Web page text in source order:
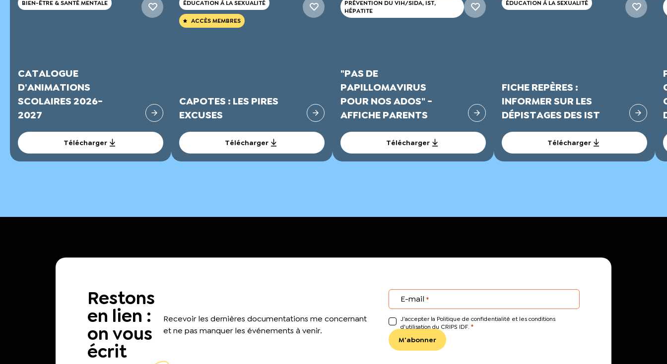
BIEN-ÊTRE & SANTÉ MENTALE
CATALOGUE
D'ANIMATIONS
SCOLAIRES 2026-
2027
Télécharger
ÉDUCATION À LA SEXUALITÉ
ACCÈS MEMBRES
CAPOTES : LES PIRES
EXCUSES
Télécharger
PRÉVENTION DU VIH/SIDA, IST,
HÉPATITE
"PAS DE
PAPILLOMAVIRUS
POUR NOS ADOS" -
AFFICHE PARENTS
Télécharger
ÉDUCATION À LA SEXUALITÉ
FICHE REPÈRES :
INFORMER SUR LES
DÉPISTAGES DES IST
Télécharger
Restons
en lien :
on vous
écrit
Recevoir les dernières documentations me concernant
et ne pas manquer les événements à venir.
E-mail *
J’accepter la Politique de confidentialité et les conditions
d'utilisation du CRIPS IDF. *